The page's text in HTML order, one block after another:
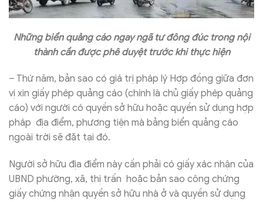
Những biển quảng cáo ngay ngã tư đông đúc trong nội
thành cần được phê duyệt trước khi thực hiện
– Thứ năm, bản sao có giá trị pháp lý Hợp đồng giữa đơn
vị xin giấy phép quảng cáo (chính là chủ giấy phép quảng
cáo) với người có quyền sở hữu hoặc quyền sử dụng hợp
pháp địa điểm, phương tiện mà bảng biển quảng cáo
ngoài trời sẽ đặt tại đó.
Người sở hữu địa điểm này cần phải có giấy xác nhận của
UBND phường, xã, thị trấn hoặc bản sao công chứng
giấy chứng nhận quyền sở hữu nhà ở và quyền sử dụng